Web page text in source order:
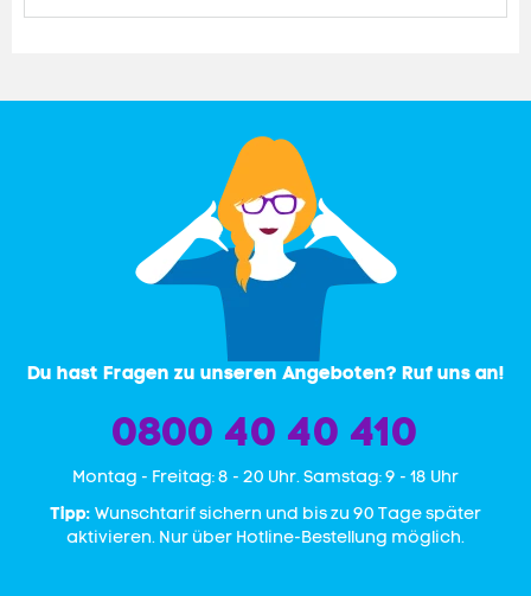
Du hast Fragen zu unseren Angeboten? Ruf uns an!
0800 40 40 410
Mon­tag - Freitag: 8 - 20 Uhr. Samstag: 9 - 18 Uhr
Tipp: Wunschtarif sichern und bis zu 90 Tage später
aktivieren. Nur über Hotline-Bestellung möglich.